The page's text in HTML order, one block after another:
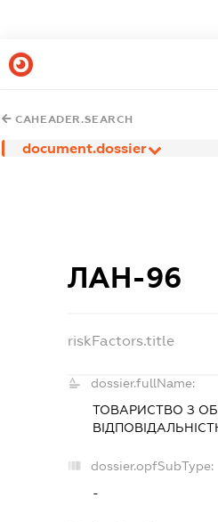
CAHEADER.SEARCH
document.dossier
ЛАН-96
riskFactors.title
dossier.fullName:
ТОВАРИСТВО З
dossier.opfSubType:
-